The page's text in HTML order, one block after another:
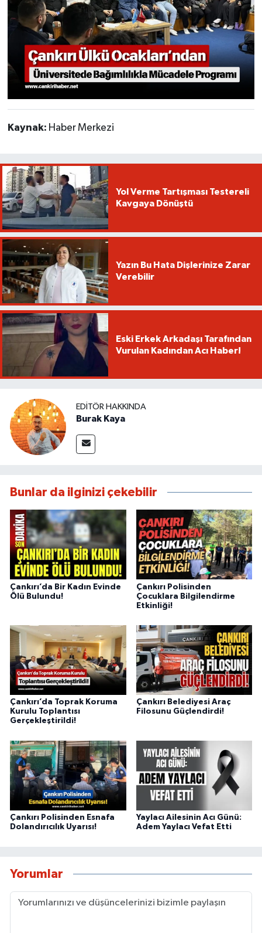
Kaynak: Haber Merkezi
Yol Verme Tartışması Testereli
Kavgaya Dönüştü
Yazın Bu Hata Dişlerinize Zarar
Verebilir
Eski Erkek Arkadaşı Tarafından
Vurulan Kadından Acı Haber!
EDITÖR HAKKINDA
Burak Kaya
Bunlar da ilginizi çekebilir
Çankırı’da Bir Kadın Evinde
Ölü Bulundu!
Çankırı Polisinden
Çocuklara Bilgilendirme
Etkinliği!
Çankırı’da Toprak Koruma
Kurulu Toplantısı
Gerçekleştirildi!
Çankırı Belediyesi Araç
Filosunu Güçlendirdi!
Çankırı Polisinden Esnafa
Dolandırıcılık Uyarısı!
Yaylacı Ailesinin Acı Günü:
Adem Yaylacı Vefat Etti
Yorumlar